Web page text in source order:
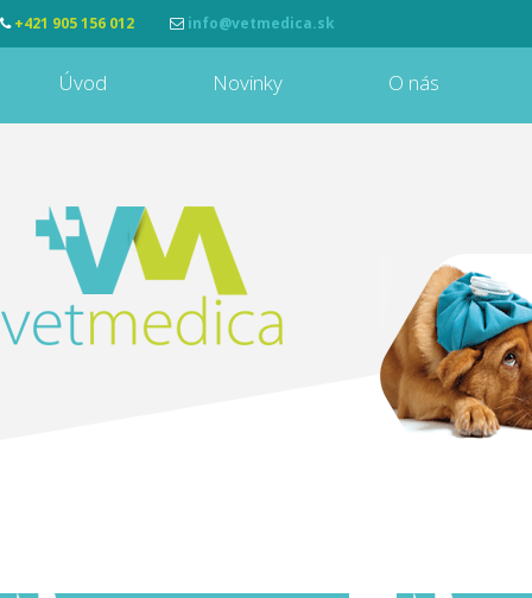
+421 905 156 012 info@vetmedica.sk
Úvod Novinky O nás